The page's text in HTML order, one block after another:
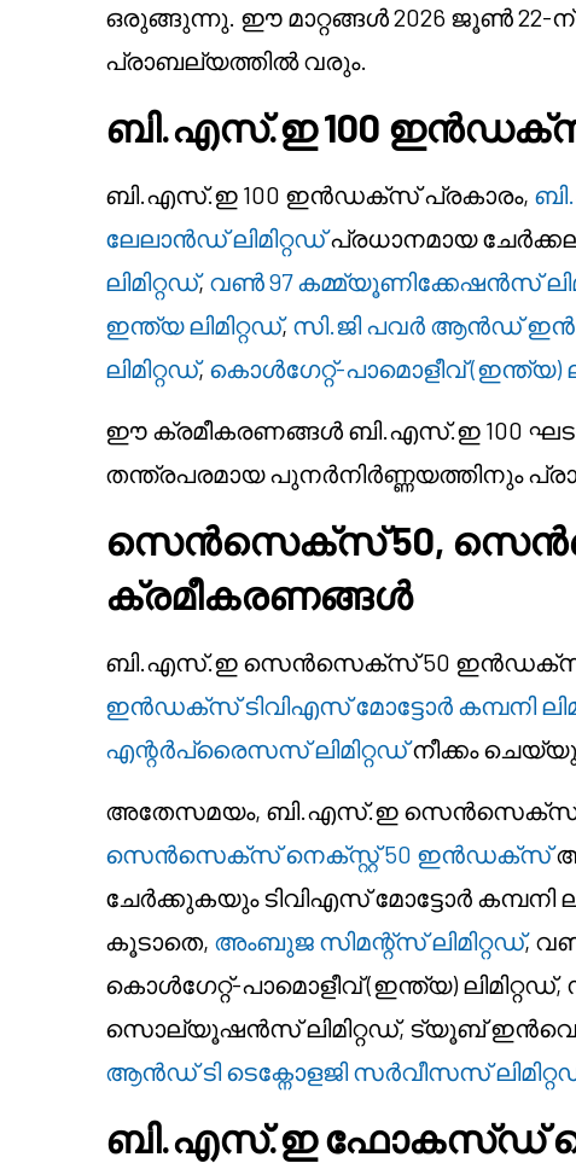
ഒരുങ്ങുന്നു. ഈ മാറ്റങ്ങൾ 2026 ജൂൺ 22-
പ്രാബല്യത്തിൽ വരും.
ബി.എസ്.ഇ 100 ഇൻഡക്സ്
ബി.എസ്.ഇ 100 ഇൻഡക്സ് പ്രകാരം,
ലേലാൻഡ് ലിമിറ്റഡ്പ്രധാനമായ
ലിമിറ്റഡ്, വൺ 97 കമ്മ്യൂണിക്കേഷൻസ്
ഇന്ത്യ ലിമിറ്റഡ്, സി.ജി പവർ ആൻഡ്
ലിമിറ്റഡ്, കൊൾഗേറ്റ്-പാമൊളീവ് (ഇന്ത്യ)
ഈ ക്രമീകരണങ്ങൾ ബി.എസ്.ഇ 100
തന്ത്രപരമായ പുനർനിർണ്ണയത്തിനും
സെൻസെക്സ് 50,
ക്രമീകരണങ്ങൾ
ബി.എസ്.ഇ സെൻസെക്സ് 50
ഇൻഡക്സ്ടിവിഎസ് മോട്ടോർ കമ്പനി
എന്റർപ്രൈസസ് ലിമിറ്റഡ്നീക്കം
അതേസമയം, ബി.എസ്.ഇ സെൻസെക്സ്
സെൻസെക്സ് നെക്സ്റ്റ് 50 ഇൻഡക്സ്
ചേർക്കുകയും ടിവിഎസ് മോട്ടോർ കമ്പനി
കൂടാതെ, അംബുജ സിമന്റ്സ് ലിമിറ്റഡ്,
കൊൾഗേറ്റ്-പാമൊളീവ് (ഇന്ത്യ)
സൊല്യൂഷൻസ് ലിമിറ്റഡ്, ട്യൂബ്
ആൻഡ് ടി ടെക്നോളജി സർവീസസ്
ബി.എസ്.ഇ ഫോകസ്ഡ്